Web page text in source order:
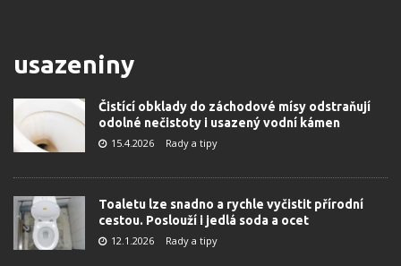
usazeniny
Čistící obklady do záchodové mísy odstraňují
odolné nečistoty i usazený vodní kámen
15.4.2026 Rady a tipy
Toaletu lze snadno a rychle vyčistit přírodní
cestou. Poslouží i jedlá soda a ocet
12.1.2026 Rady a tipy